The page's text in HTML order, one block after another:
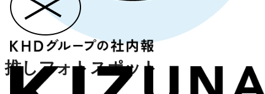
推しフォトスポット